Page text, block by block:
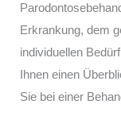
Erkrankung, dem
individuellen
Ihnen einen
Sie bei einer